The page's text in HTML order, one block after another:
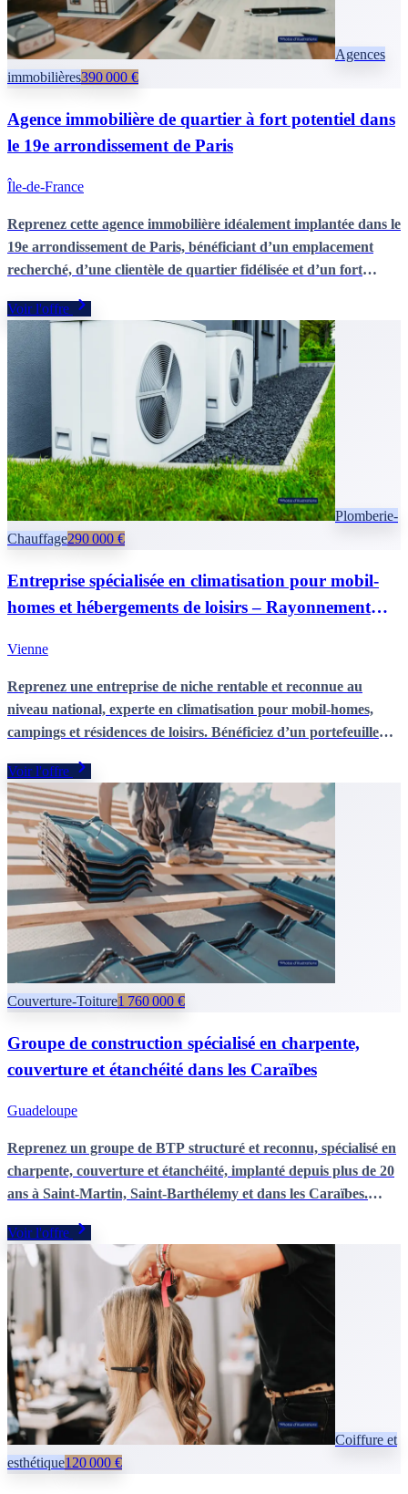
Agences
immobilières390 000 €
Agence immobilière de quartier à fort potentiel dans
le 19e arrondissement de Paris
Île-de-France
Reprenez cette agence immobilière idéalement implantée dans le
19e arrondissement de Paris, bénéficiant d’un emplacement
recherché, d’une clientèle de quartier fidélisée et d’un fort
Voir l'offre
Plomberie-
Chauffage290 000 €
Entreprise spécialisée en climatisation pour mobil-
homes et hébergements de loisirs – Rayonnement
Vienne
Reprenez une entreprise de niche rentable et reconnue au
niveau national, experte en climatisation pour mobil-homes,
campings et résidences de loisirs. Bénéficiez d’un portefeuille
en forte croissance et d’un accompagnement possible du
dirigeant jusqu’à 1 an pour une reprise clé en main à fort
potentiel de développement.
Voir l'offre
Couverture-Toiture1 760 000 €
Groupe de construction spécialisé en charpente,
couverture et étanchéité dans les Caraïbes
Guadeloupe
Reprenez un groupe de BTP structuré et reconnu, spécialisé en
charpente, couverture et étanchéité, implanté depuis plus de 20
ans à Saint-Martin, Saint-Barthélemy et dans les Caraïbes.
historique sur les marchés publics et privés, d’une optimisation
fiscale attractive et d’un fort potentiel de rebond lié aux futurs
investissements publics dans la région, avec accompagnement
possible du dirigeant pour une transmission sécurisée et une
reprise clé en main.
Voir l'offre
Coiffure et
esthétique120 000 €